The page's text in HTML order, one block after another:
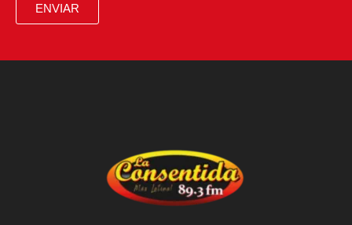
ENVIAR